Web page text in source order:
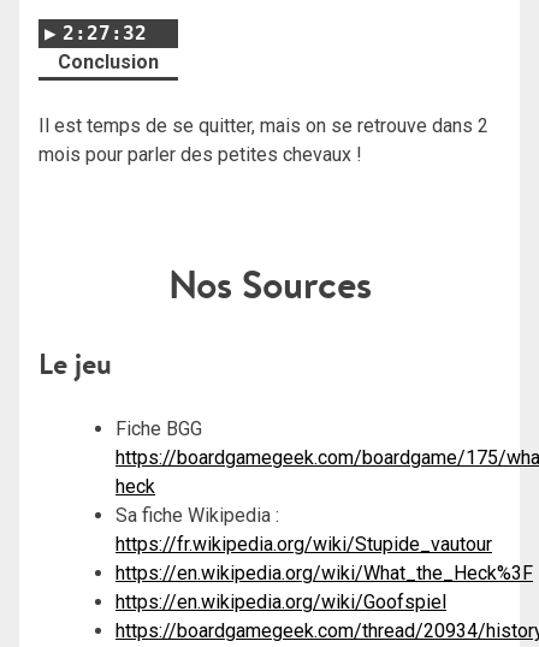
2:27:32
Conclusion
Il est temps de se quitter, mais on se retrouve dans 2
mois pour parler des petites chevaux !
Nos Sources
Le jeu
Fiche BGG
https://boardgamegeek.com/boardgame/175/
heck
Sa fiche Wikipedia :
https://fr.wikipedia.org/wiki/Stupide_vautour
https://en.wikipedia.org/wiki/What_the_Heck%3F
https://en.wikipedia.org/wiki/Goofspiel
https://boardgamegeek.com/thread/20934/